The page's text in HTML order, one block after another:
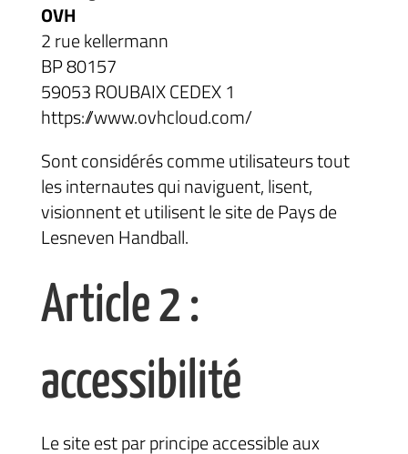
OVH
2 rue kellermann
BP 80157
59053 ROUBAIX CEDEX 1
https://www.ovhcloud.com/
Sont considérés comme utilisateurs tout
les internautes qui naviguent, lisent,
visionnent et utilisent le site de Pays de
Lesneven Handball.
Article 2 :
accessibilité
Le site est par principe accessible aux